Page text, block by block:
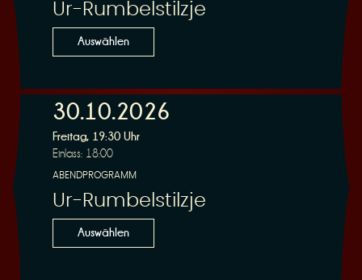
Ur-Rumbelstilzje
Auswählen
30.10.2026
Freitag, 19:30 Uhr
Einlass: 18:00
ABENDPROGRAMM
Ur-Rumbelstilzje
Auswählen